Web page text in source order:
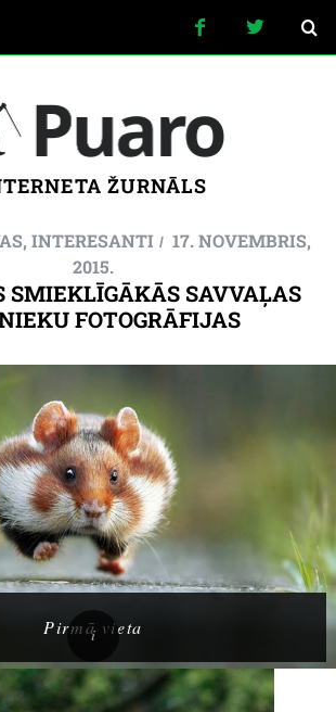
ŽURNĀLS
, INTERESANTI
17. NOVEMBRIS,
2015.
SMIEKLĪGĀKĀS SAVVAĻAS
FOTOGRĀFIJAS
Pirmā vieta